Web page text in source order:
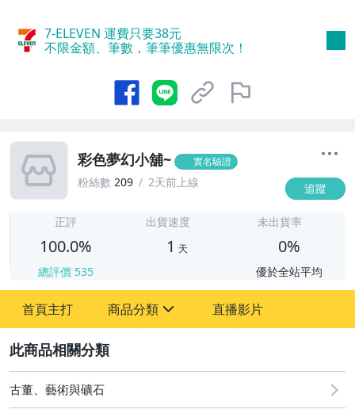
7-ELEVEN 運費只要38元
不限金額、筆數，筆筆優惠無限次！
彩色夢幻小舖~ 實名驗證
粉絲數 209 2天前上線 追蹤
正評
100.0%
總評價 535
出貨速度
1 天
未出貨率
0%
優於全站平均
首頁主打 商品分類
古董、藝術與礦石
玩具、模型與公仔
直播影片
古董、藝術與礦石